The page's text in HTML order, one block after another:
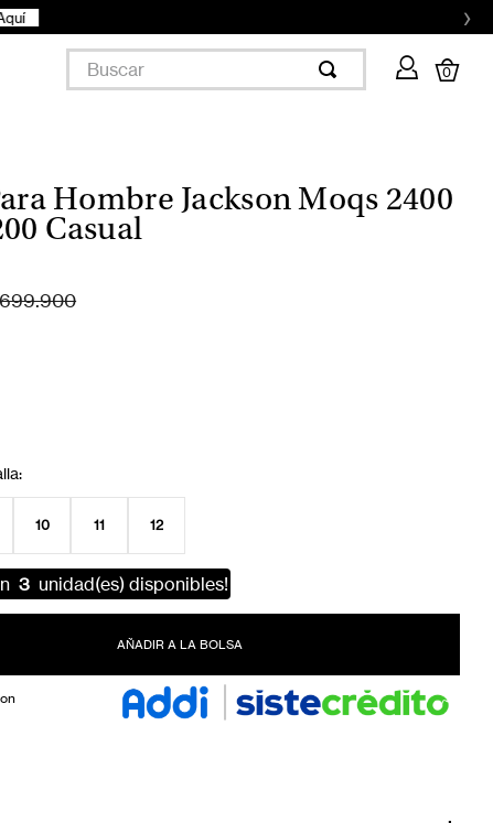
›
Buscar
0
Hombre Jackson Moqs 2400
Casual
10 11 12
3 unidad(es) disponibles!
AÑADIR A LA BOLSA